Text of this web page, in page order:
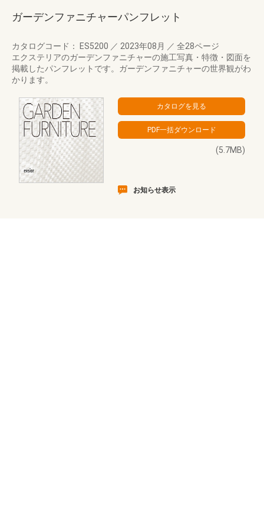
ガーデンファニチャーパンフレット
カタログコード： ES5200 ／ 2023年08月 ／ 全28ページ
エクステリアのガーデンファニチャーの施工写真・特徴・図面を
掲載したパンフレットです。ガーデンファニチャーの世界観がわ
かります。
(5.7MB)
お知らせ表示